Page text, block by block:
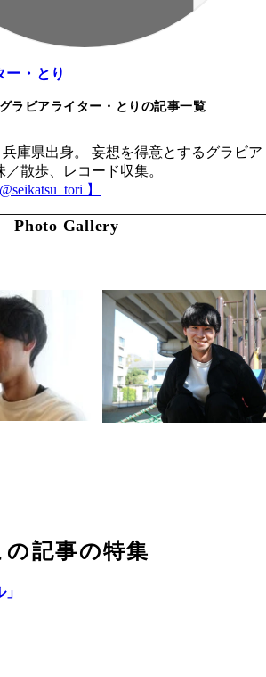
ー・とり
グラビアライター・とりの記事一覧
兵庫県出身。 妄想を得意とするグラビア
散歩、レコード収集。
】
Photo Gallery
の記事の特集